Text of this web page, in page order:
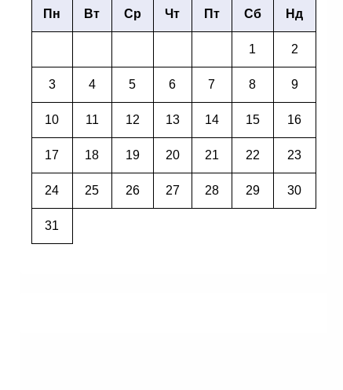
Пн Вт Ср Чт Пт Сб Нд
1 2
3 4 5 6 7 8 9
10 11 12 13 14 15 16
17 18 19 20 21 22 23
24 25 26 27 28 29 30
31